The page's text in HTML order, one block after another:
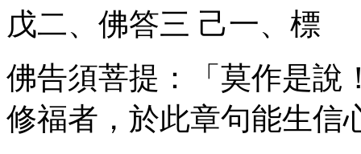
戊二、佛答三 己一、標
佛告須菩提：「莫作是說
修福者，於此章句能生信